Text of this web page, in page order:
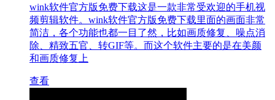
wink软件官方版免费下载这是一款非常受欢迎的手机视
频剪辑软件。wink软件官方版免费下载里面的画面非常
简洁，各个功能也都一目了然，比如画质修复、噪点消
除、精致五官、转GIF等。而这个软件主要的是在美颜
和画质修复上
查看